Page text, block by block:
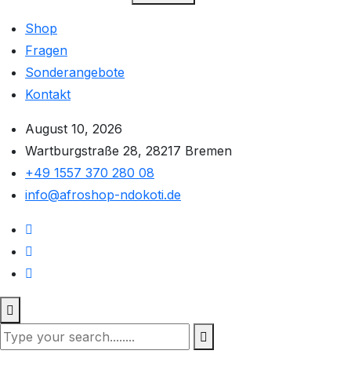
Shop
Fragen
Sonderangebote
Kontakt
August 10, 2026
Wartburgstraße 28, 28217 Bremen
+49 1557 370 280 08
info@afroshop-ndokoti.de